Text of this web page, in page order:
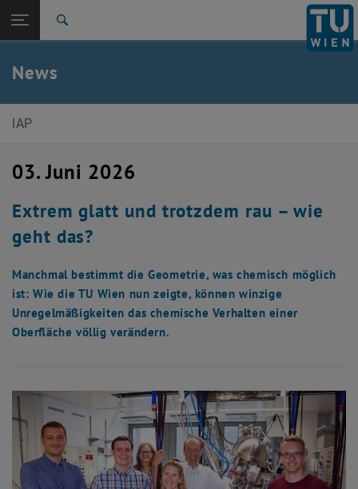
TU Login
Quicklinks
Quicklinks-Menü umschalten
Studium
Zur 1. Menü Ebene
Institut für Angewandte Physik
News
News
IAP
03. Juni 2026
Extrem glatt und trotzdem rau – wie
geht das?
Manchmal bestimmt die Geometrie, was chemisch möglich
ist: Wie die TU Wien nun zeigte, können winzige
Unregelmäßigkeiten das chemische Verhalten einer
Oberfläche völlig verändern.